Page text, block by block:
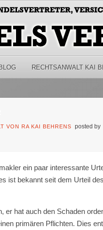
RECHTSANWALT KAI
VON RA KAI BEHRENS posted by
ein paar interessante
ist bekannt seit dem Urteil
er hat auch den Schaden
primären Pflichten. Dies